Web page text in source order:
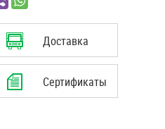
Доставка
Сертификаты